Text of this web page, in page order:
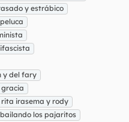
y estrábico
peluca
y del fary
gracia
irasema y rody
los pajaritos